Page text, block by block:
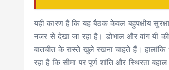
यही कारण है कि यह बैठक केवल बहुपक्षीय
नजर से देखा जा रहा है। डोभाल और वांग यी
बातचीत के रास्ते खुले रखना चाहते हैं।
रहा है कि सीमा पर पूर्ण शांति और स्थिरता बहाल